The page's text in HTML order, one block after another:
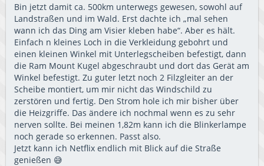
Bin jetzt damit ca. 500km unterwegs gewesen, sowohl auf
Landstraßen und im Wald. Erst dachte ich „mal sehen
wann ich das Ding am Visier kleben habe“. Aber es hält.
Einfach n kleines Loch in die Verkleidung gebohrt und
einen kleinen Winkel mit Unterlegscheiben befestigt, dann
die Ram Mount Kugel abgeschraubt und dort das Gerät am
Winkel befestigt. Zu guter letzt noch 2 Filzgleiter an der
Scheibe montiert, um mir nicht das Windschild zu
zerstören und fertig. Den Strom hole ich mir bisher über
die Heizgriffe. Das ändere ich nochmal wenn es zu sehr
nerven sollte. Bei meinen 1,82m kann ich die Blinkerlampe
noch gerade so erkennen. Passt also.
Jetzt kann ich Netflix endlich mit Blick auf die Straße
genießen 😅